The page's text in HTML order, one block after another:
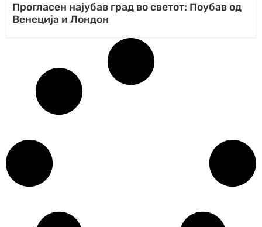
Прогласен најубав град во светот: Поубав од
Венеција и Лондон